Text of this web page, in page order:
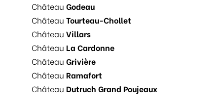
ChâteauGodeau
Château Tourteau-Chollet
ChâteauVillars
ChâteauLa Cardonne
ChâteauGrivière
ChâteauRamafort
Château Dutruch Grand Poujeaux